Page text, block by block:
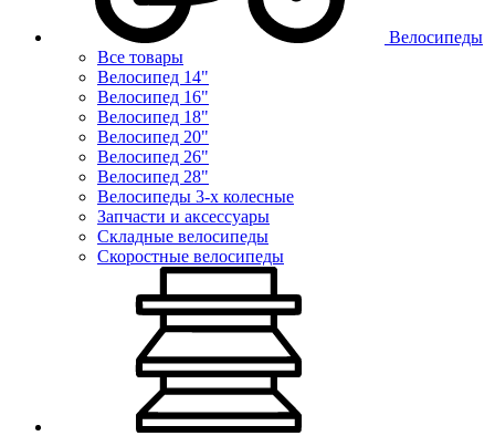
Велосипеды
Все товары
Велосипед 14"
Велосипед 16"
Велосипед 18"
Велосипед 20"
Велосипед 26"
Велосипед 28"
Велосипеды 3-х колесные
Запчасти и аксессуары
Складные велосипеды
Скоростные велосипеды